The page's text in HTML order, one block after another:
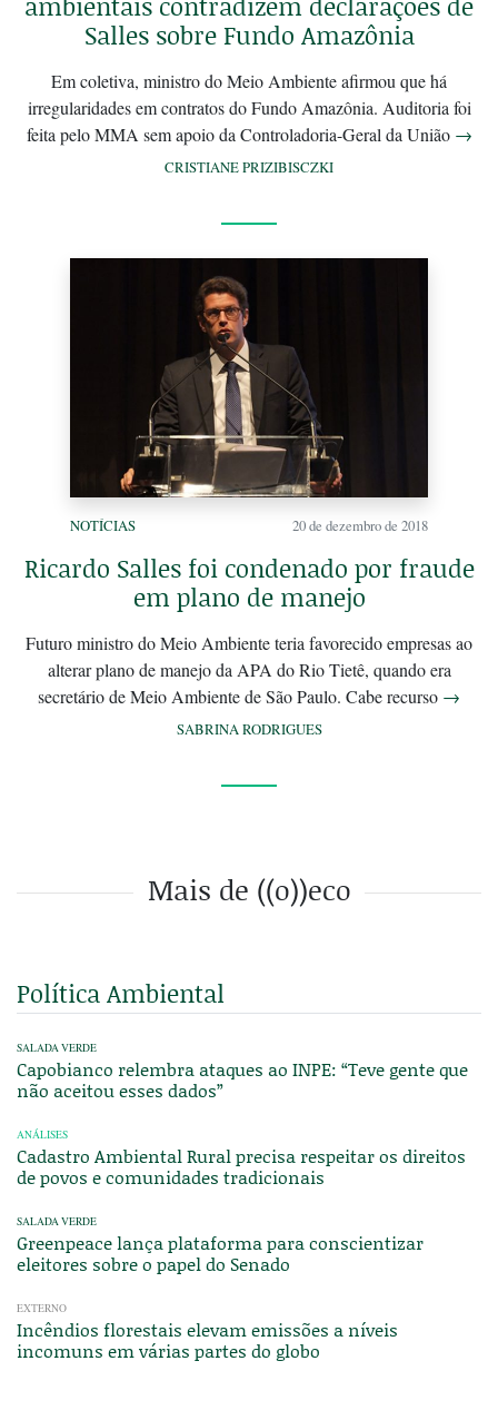
Salles sobre Fundo Amazônia
Em coletiva, ministro do Meio Ambiente afirmou que há
irregularidades em contratos do Fundo Amazônia. Auditoria foi
feita pelo MMA sem apoio da Controladoria-Geral da União →
CRISTIANE PRIZIBISCZKI
NOTÍCIAS 20 de dezembro de 2018
Ricardo Salles foi condenado por fraude
em plano de manejo
Futuro ministro do Meio Ambiente teria favorecido empresas ao
alterar plano de manejo da APA do Rio Tietê, quando era
secretário de Meio Ambiente de São Paulo. Cabe recurso →
SABRINA RODRIGUES
Mais de ((o))eco
Política Ambiental
SALADA VERDE
Capobianco relembra ataques ao INPE: “Teve gente que
não aceitou esses dados”
ANÁLISES
Cadastro Ambiental Rural precisa respeitar os direitos
de povos e comunidades tradicionais
SALADA VERDE
Greenpeace lança plataforma para conscientizar
eleitores sobre o papel do Senado
EXTERNO
Incêndios florestais elevam emissões a níveis
incomuns em várias partes do globo